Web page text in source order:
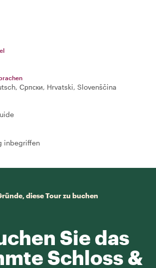
Српски, Hrvatski, Slovenščina
inbegriffen
diese Tour zu buchen
Sie das
Schloss &